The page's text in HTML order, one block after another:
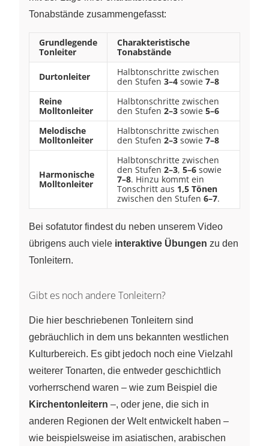
Tonabstände zusammengefasst:
Grundlegende
Tonleiter
Charakteristische
Tonabstände
Durtonleiter
Halbtonschritte zwischen
den Stufen 3–4 sowie 7–8
Reine
Molltonleiter
Halbtonschritte zwischen
den Stufen 2–3 sowie 5–6
Melodische
Molltonleiter
Halbtonschritte zwischen
den Stufen 2–3 sowie 7–8
Harmonische
Molltonleiter
Halbtonschritte zwischen
den Stufen 2–3, 5–6 sowie
7–8. Hinzu kommt ein
Tonschritt aus 1,5 Tönen
zwischen den Stufen 6–7.
Bei sofatutor findest du neben unserem Video
übrigens auch viele interaktive Übungen zu den
Tonleitern.
Gibt es noch andere Tonleitern?
Die hier beschriebenen Tonleitern sind
gebräuchlich in dem uns bekannten westlichen
Kulturbereich. Es gibt jedoch noch eine Vielzahl
weiterer Tonarten, die entweder geschichtlich
vorherrschend waren – wie zum Beispiel die
Kirchentonleitern –, oder jene, die sich in
anderen Regionen der Welt entwickelt haben –
wie beispielsweise im asiatischen, arabischen